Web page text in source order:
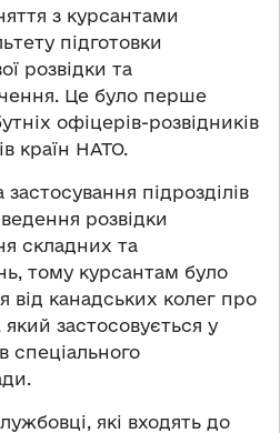
з курсантами
підготовки
розвідки та
Це було перше
офіцерів-розвідників
країн НАТО.
підрозділів
розвідки
складних та
тому курсантам було
від канадських колег про
застосовується у
спеціального
які входять до